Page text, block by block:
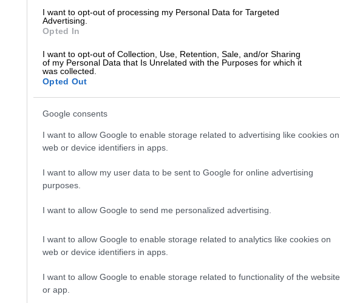
I want to opt-out of processing my Personal Data for Targeted
Advertising.
Opted In
I want to opt-out of Collection, Use, Retention, Sale, and/or Sharing
of my Personal Data that Is Unrelated with the Purposes for which it
was collected.
Opted Out
Google consents
I want to allow Google to enable storage related to advertising like cookies on
web or device identifiers in apps.
I want to allow my user data to be sent to Google for online advertising
purposes.
I want to allow Google to send me personalized advertising.
I want to allow Google to enable storage related to analytics like cookies on
web or device identifiers in apps.
I want to allow Google to enable storage related to functionality of the website
or app.